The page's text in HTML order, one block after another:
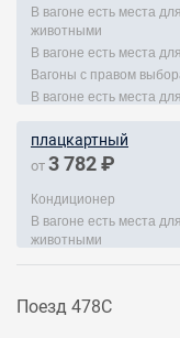
В вагоне есть места
животными
В вагоне есть места
Вагоны с правом
В вагоне есть места
плацкартный
от 3 782 ₽
Кондиционер
В вагоне есть места
животными
Поезд 478С